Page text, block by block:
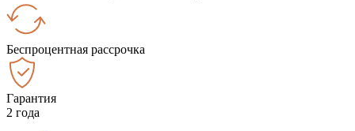
Беспроцентная рассрочка
Гарантия
2 года